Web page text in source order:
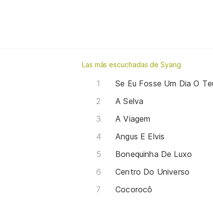
Las más escuchadas de Syang
Se Eu Fosse Um Dia O
A Selva
A Viagem
Angus E Elvis
Bonequinha De Luxo
Centro Do Universo
Cocorocô